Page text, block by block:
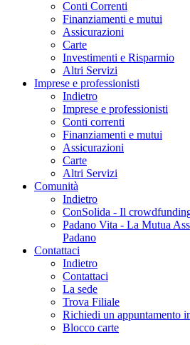
Conti Correnti
Finanziamenti e mutui
Assicurazioni
Carte
Investimenti e Risparmio
Altri Servizi
Imprese e professionisti
Indietro
Imprese e professionisti
Conti correnti
Finanziamenti e mutui
Assicurazioni
Carte
Altri Servizi
Comunità
Indietro
ConSolida - Il
Padano Vita - La Mutua
Padano
Contattaci
Indietro
Contattaci
La sede
Trova Filiale
Richiedi un appuntamento
Blocco carte